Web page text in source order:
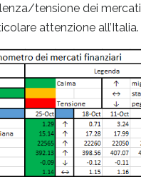
tensione dei mercati
attenzione all’Italia.